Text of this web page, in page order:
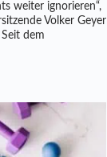
weiter ignorieren“,
Volker Geyer
dem